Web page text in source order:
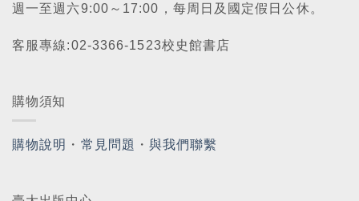
週一至週六9:00～17:00，每周日及國定假日公休。
客服專線:02-3366-1523校史館書店
購物須知
購物說明 ・ 常見問題 ・與我們聯繫